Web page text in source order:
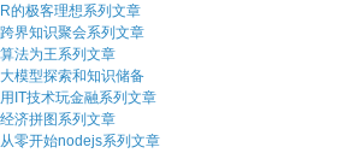
R的极客理想系列文章
跨界知识聚会系列文章
算法为王系列文章
大模型探索和知识储备
用IT技术玩金融系列文章
经济拼图系列文章
从零开始nodejs系列文章